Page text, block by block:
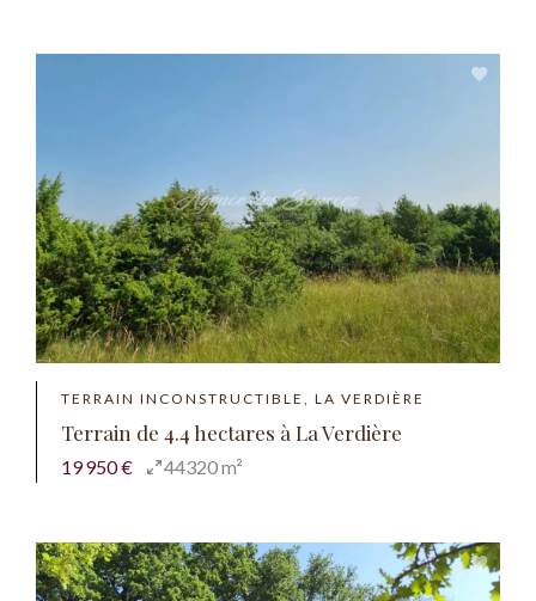
TERRAIN INCONSTRUCTIBLE, LA VERDIÈRE
Terrain de 4.4 hectares à La Verdière
19 950 € 44320 m²